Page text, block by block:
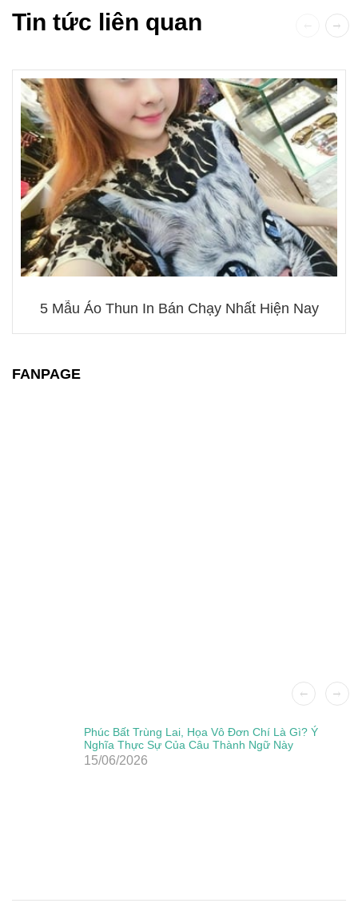
Tin tức liên quan
5 Mẫu Áo Thun In Bán Chạy Nhất Hiện Nay
FANPAGE
Phúc Bất Trùng Lai, Họa Vô Đơn Chí Là Gì? Ý
Nghĩa Thực Sự Của Câu Thành Ngữ Này
15/06/2026